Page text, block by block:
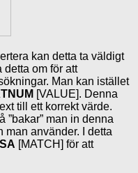
kan detta ta väldigt
detta om för att
Man kan istället
[VALUE]. Denna
till ett korrekt värde.
”bakar” man in denna
man använder. I detta
[MATCH] för att